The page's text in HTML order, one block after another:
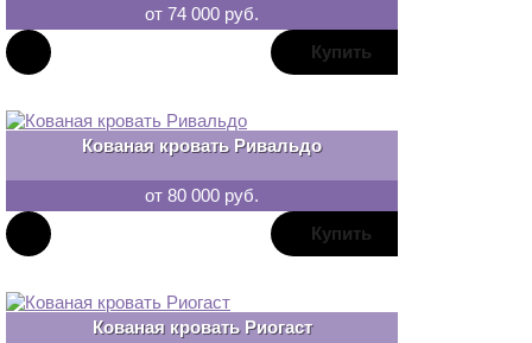
от 74 000 руб.
Кованая кровать Ривальдо
от 80 000 руб.
Кованая кровать Риогаст